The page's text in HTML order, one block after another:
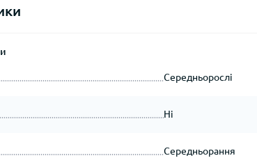
Середньорослі
Ні
Середньорання